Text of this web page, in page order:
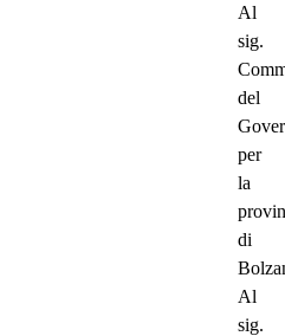
Al
sig.
del
per
la
di
Al
sig.